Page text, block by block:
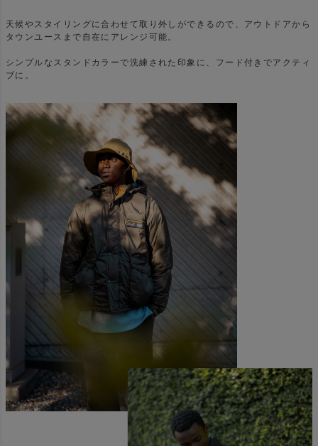
天候やスタイリングに合わせて取り外しができるので、アウトドアから
タウンユースまで自在にアレンジ可能。
シンプルなスタンドカラーで洗練された印象に、フード付きでアクティ
ブに。